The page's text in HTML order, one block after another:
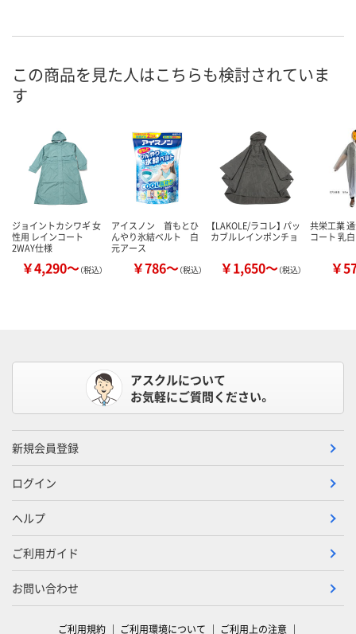
この商品を見た人はこちらも検討されていま
す
ジョイントカシワギ 女
性用 レインコート
2WAY仕様
￥4,290～（税込）
アイスノン 首もとひ
んやり氷結ベルト 白
元アース
￥786～（税込）
【LAKOLE/ラコレ】 パッ
カブルレインポンチョ
￥1,650～（税込）
共栄工業
コート 乳白
￥
アスクルについて
お気軽にご質問ください。
新規会員登録
ログイン
ヘルプ
ご利用ガイド
お問い合わせ
ご利用規約 ご利用環境について ご利用上の注意